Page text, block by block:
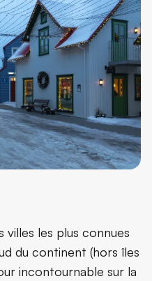
villes les plus connues
du continent (hors îles
incontournable sur la